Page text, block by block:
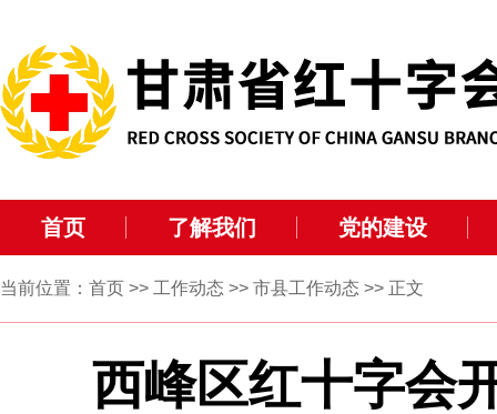
首页 了解我们 党的建设
当前位置： 首页 >> 工作动态 >> 市县工作动态 >> 正文
西峰区红十字会